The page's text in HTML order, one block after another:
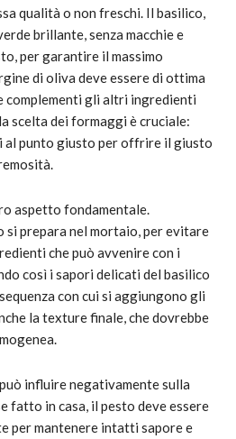
qualità o non freschi. Il basilico,
brillante, senza macchie e
per garantire il massimo
di oliva deve essere di ottima
complementi gli altri ingredienti
scelta dei formaggi è cruciale:
al punto giusto per offrire il giusto
aspetto fondamentale.
si prepara nel mortaio, per evitare
che può avvenire con i
così i sapori delicati del basilico
con cui si aggiungono gli
la texture finale, che dovrebbe
può influire negativamente sulla
fatto in casa, il pesto deve essere
per mantenere intatti sapore e